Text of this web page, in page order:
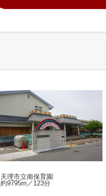
天理市立南保育園
約9795m／123分